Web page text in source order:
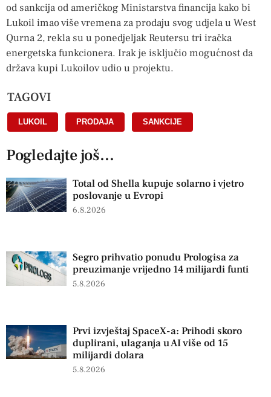
od sankcija od američkog Ministarstva financija kako bi
Lukoil imao više vremena za prodaju svog udjela u West
Qurna 2, rekla su u ponedjeljak Reutersu tri iračka
energetska funkcionera. Irak je isključio mogućnost da
država kupi Lukoilov udio u projektu.
TAGOVI
LUKOIL PRODAJA SANKCIJE
Pogledajte još...
Total od Shella kupuje solarno i vjetro
poslovanje u Evropi
6.8.2026
Segro prihvatio ponudu Prologisa za
preuzimanje vrijedno 14 milijardi funti
5.8.2026
Prvi izvještaj SpaceX-a: Prihodi skoro
duplirani, ulaganja u AI više od 15
milijardi dolara
5.8.2026